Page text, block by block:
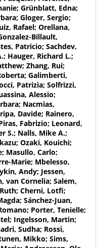
Grünblatt, Edna;
Gloger, Sergio;
Rafael; Orellana,
Billault,
Patricio; Sachdev,
Hauger, Richard L.;
Zhang, Rui;
Galimberti,
Patrizia; Solfrizzi,
Alessio;
Nacmias,
Davide; Rainero,
Fabrizio; Leonard,
S.; Nalls, Mike A.;
Ozaki, Kouichi;
Masullo, Carlo;
Marie; Mbelesso,
Andy; Jessen,
van Cornelia; Salem,
Cherni, Lotfi;
Sánchez-Juan,
Porter, Tenielle;
Ingelsson, Martin;
Sudha; Rossi,
Mikko; Sims,